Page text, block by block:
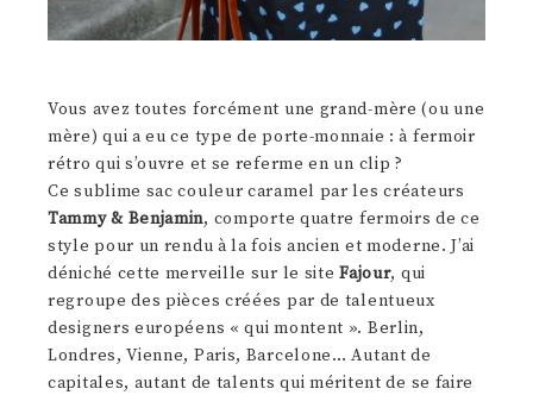
Vous avez toutes forcément une grand-mère (ou une
mère) qui a eu ce type de porte-monnaie : à fermoir
rétro qui s’ouvre et se referme en un clip ?
Ce sublime sac couleur caramel par les créateurs
Tammy & Benjamin, comporte quatre fermoirs de ce
style pour un rendu à la fois ancien et moderne. J’ai
déniché cette merveille sur le siteFajour, qui
regroupe des pièces créées par de talentueux
designers européens « qui montent ». Berlin,
Londres, Vienne, Paris, Barcelone… Autant de
capitales, autant de talents qui méritent de se faire